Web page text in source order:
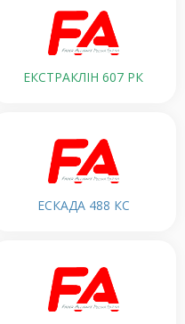
ЕКСТРАКЛІН 607 РК
ЕСКАДА 488 КС